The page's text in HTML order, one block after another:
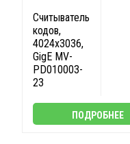
Считыватель
кодов,
4024x3036,
GigE MV-
PD010003-
23
ПОДРОБНЕЕ